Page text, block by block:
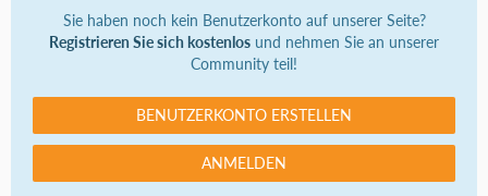
Sie haben noch kein Benutzerkonto auf unserer Seite?
Registrieren Sie sich kostenlos und nehmen Sie an unserer
Community teil!
BENUTZERKONTO ERSTELLEN
ANMELDEN